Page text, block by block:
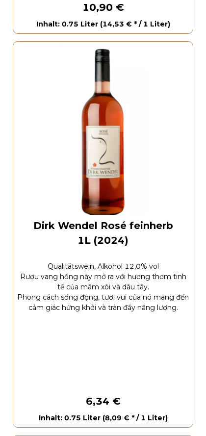
10,90 €
Inhalt: 0.75 Liter (14,53 € * / 1 Liter)
Dirk Wendel Rosé feinherb
1L (2024)
Qualitätswein, Alkohol 12,0% vol
Rượu vang hồng này mở ra với hương thơm tinh
tế của mâm xôi và dâu tây.
Phong cách sống động, tươi vui của nó mang đến
cảm giác hứng khởi và tràn đầy năng lượng.
6,34 €
Inhalt: 0.75 Liter (8,09 € * / 1 Liter)